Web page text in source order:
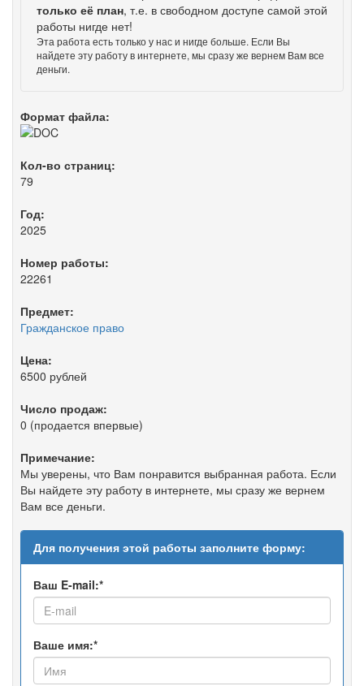
только её план, т.е. в свободном доступе самой этой
работы нигде нет!
Эта работа есть только у нас и нигде больше. Если Вы
найдете эту работу в интернете, мы сразу же вернем Вам все
деньги.
Формат файла:
Кол-во страниц:
79
Год:
2025
Номер работы:
22261
Предмет:
Гражданское право
Цена:
6500 рублей
Число продаж:
0 (продается впервые)
Примечание:
Мы уверены, что Вам понравится выбранная работа. Если
Вы найдете эту работу в интернете, мы сразу же вернем
Вам все деньги.
Для получения этой работы заполните форму:
Ваш E-mail:*
Ваше имя:*